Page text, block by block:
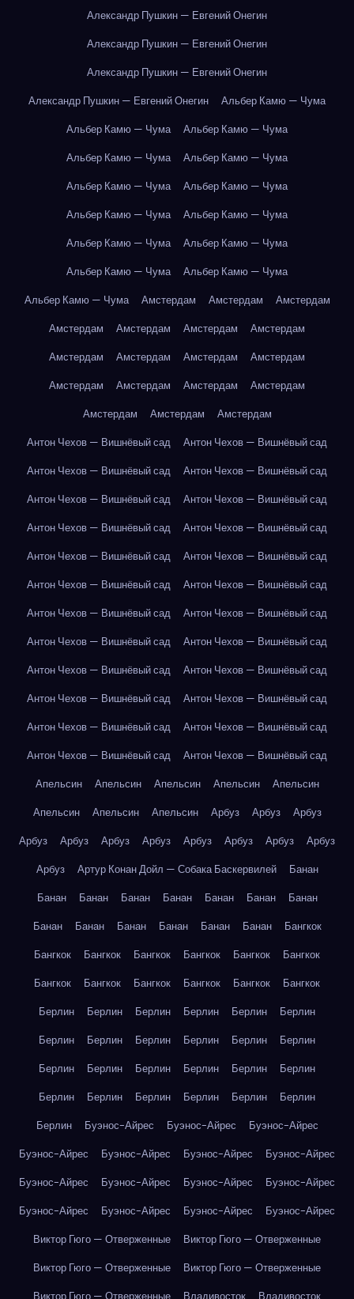
Александр Пушкин — Евгений Онегин
Александр Пушкин — Евгений Онегин
Александр Пушкин — Евгений Онегин
Александр Пушкин — Евгений Онегин
Альбер Камю — Чума
Альбер Камю — Чума
Альбер Камю — Чума
Альбер Камю — Чума
Альбер Камю — Чума
Альбер Камю — Чума
Альбер Камю — Чума
Альбер Камю — Чума
Альбер Камю — Чума
Альбер Камю — Чума
Альбер Камю — Чума
Альбер Камю — Чума
Альбер Камю — Чума
Альбер Камю — Чума
Амстердам Амстердам
Амстердам
Амстердам
Амстердам Амстердам
Амстердам
Амстердам
Амстердам Амстердам
Амстердам
Амстердам
Амстердам Амстердам
Амстердам
Амстердам
Амстердам
Амстердам
Антон Чехов — Вишнёвый сад
Антон Чехов — Вишнёвый сад
Антон Чехов — Вишнёвый сад
Антон Чехов — Вишнёвый сад
Антон Чехов — Вишнёвый сад
Антон Чехов — Вишнёвый сад
Антон Чехов — Вишнёвый сад
Антон Чехов — Вишнёвый сад
Антон Чехов — Вишнёвый сад
Антон Чехов — Вишнёвый сад
Антон Чехов — Вишнёвый сад
Антон Чехов — Вишнёвый сад
Антон Чехов — Вишнёвый сад
Антон Чехов — Вишнёвый сад
Антон Чехов — Вишнёвый сад
Антон Чехов — Вишнёвый сад
Антон Чехов — Вишнёвый сад
Антон Чехов — Вишнёвый сад
Антон Чехов — Вишнёвый сад
Антон Чехов — Вишнёвый сад
Антон Чехов — Вишнёвый сад
Антон Чехов — Вишнёвый сад
Антон Чехов — Вишнёвый сад
Антон Чехов — Вишнёвый сад
Апельсин
Апельсин Апельсин Апельсин
Апельсин
Апельсин
Апельсин Апельсин Арбуз Арбуз
Арбуз
Арбуз
Арбуз Арбуз Арбуз Арбуз Арбуз Арбуз
Арбуз
Арбуз
Артур Конан Дойл — Собака Баскервилей
Банан
Банан
Банан Банан Банан Банан Банан
Банан
Банан
Банан Банан Банан Банан Банан
Бангкок
Бангкок
Бангкок Бангкок Бангкок Бангкок
Бангкок
Бангкок
Бангкок Бангкок Бангкок Бангкок
Бангкок
Берлин
Берлин Берлин Берлин Берлин
Берлин
Берлин
Берлин Берлин Берлин Берлин
Берлин
Берлин
Берлин Берлин Берлин Берлин
Берлин
Берлин
Берлин Берлин Берлин Берлин
Берлин
Берлин
Буэнос-Айрес Буэнос-Айрес
Буэнос-Айрес
Буэнос-Айрес
Буэнос-Айрес Буэнос-Айрес
Буэнос-Айрес
Буэнос-Айрес
Буэнос-Айрес Буэнос-Айрес
Буэнос-Айрес
Буэнос-Айрес
Буэнос-Айрес Буэнос-Айрес
Буэнос-Айрес
Виктор Гюго — Отверженные
Виктор Гюго — Отверженные
Виктор Гюго — Отверженные
Виктор Гюго — Отверженные